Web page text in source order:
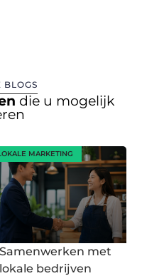
BLOGS
die u mogelijk
MARKETING
Samenwerken met
lokale bedrijven